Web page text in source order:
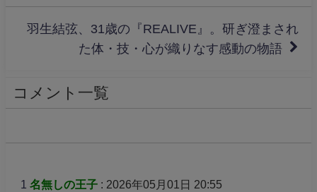
羽生結弦、31歳の『REALIVE』。研ぎ澄まされ
た体・技・心が織りなす感動の物語
コメント一覧
1 名無しの王子: 2026年05月01日 20:55